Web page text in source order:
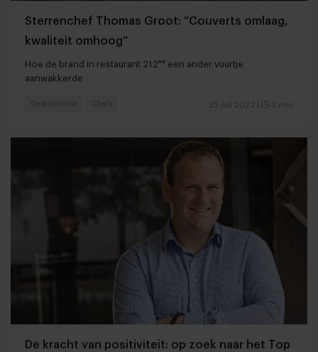
Sterrenchef Thomas Groot: “Couverts omlaag,
kwaliteit omhoog”
Hoe de brand in restaurant 212** een ander vuurtje
aanwakkerde
25 juli 2022 3 min
Gastronomie Chefs
De kracht van positiviteit: op zoek naar het Top